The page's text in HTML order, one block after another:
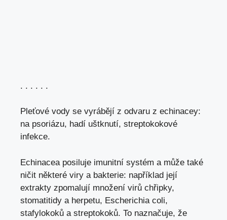
. . . . . .
Pleťové vody se vyrábějí z odvaru z echinacey:
na psoriázu, hadí uštknutí, streptokokové
infekce.
Echinacea posiluje imunitní systém a může také
ničit některé viry a bakterie: například její
extrakty zpomalují množení virů chřipky,
stomatitidy a herpetu, Escherichia coli,
stafylokoků a streptokoků. To naznačuje, že